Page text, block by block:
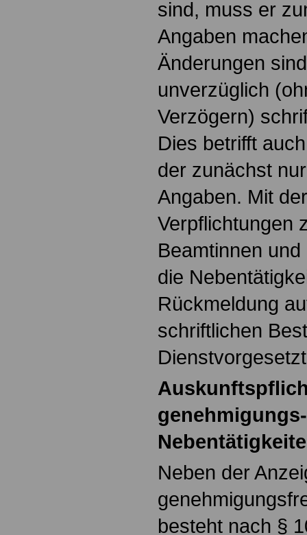
sind, muss er
Angaben
Änderungen
unverzüglich
Verzögern)
Dies betrifft
der zunächst
Angaben. Mit
Verpflichtungen
Beamtinnen
die
Rückmeldung
schriftlichen
Neben der
besteht nach §